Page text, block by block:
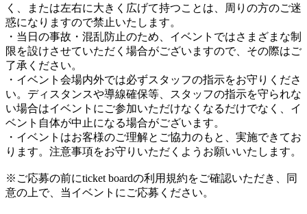
く、または左右に大きく広げて持つことは、周りの方のご迷
惑になりますので禁止いたします。
・当日の事故・混乱防止のため、イベントではさまざまな制
限を設けさせていただく場合がございますので、その際はご
了承ください。
・イベント会場内外では必ずスタッフの指示をお守りくださ
い。ディスタンスや導線確保等、スタッフの指示を守られな
い場合はイベントにご参加いただけなくなるだけでなく、イ
ベント自体が中止になる場合がございます。
・イベントはお客様のご理解とご協力のもと、実施できてお
ります。注意事項をお守りいただくようお願いいたします。
※ご応募の前にticket boardの利用規約をご確認いただき、同
意の上で、当イベントにご応募ください。